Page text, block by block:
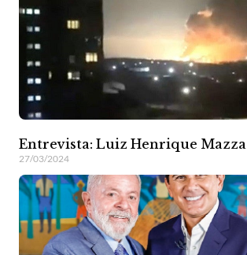
Entrevista: Luiz Henrique Mazza
27/03/2024